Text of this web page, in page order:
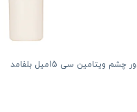
ویتامین سی 15میل بلفامد